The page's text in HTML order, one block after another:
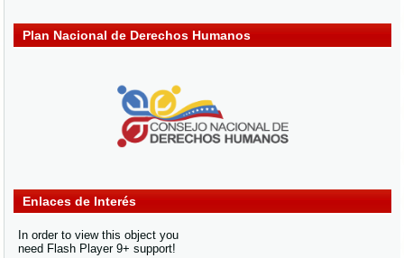
Plan Nacional de Derechos Humanos
Enlaces de Interés
In order to view this object you
need Flash Player 9+ support!